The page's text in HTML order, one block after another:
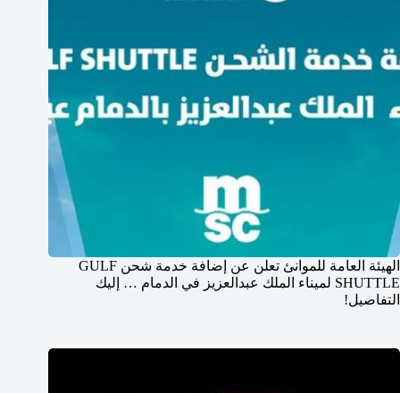
الهيئة العامة للموانئ تعلن عن إضافة خدمة شحن GULF
SHUTTLE لميناء الملك عبدالعزيز في الدمام … إليك
التفاصيل!